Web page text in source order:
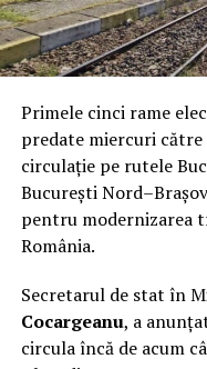
Primele cinci rame
predate miercuri
circulație pe rutele
București
pentru modernizarea
România.
Secretarul de stat în
Cocargeanu, a
circula încă de acum